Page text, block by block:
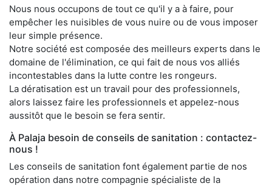
Nous nous occupons de tout ce qu'il y a à faire, pour
empêcher les nuisibles de vous nuire ou de vous imposer
leur simple présence.
Notre société est composée des meilleurs experts dans le
domaine de l'élimination, ce qui fait de nous vos alliés
incontestables dans la lutte contre les rongeurs.
La dératisation est un travail pour des professionnels,
alors laissez faire les professionnels et appelez-nous
aussitôt que le besoin se fera sentir.
À Palaja besoin de conseils de sanitation : contactez-
nous !
Les conseils de sanitation font également partie de nos
opération dans notre compagnie spécialiste de la